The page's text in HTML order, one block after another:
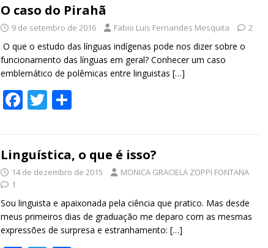
b
o
o
k
er e
O caso do Pirahã
9 de setembro de 2016 Fabio Luis Fernandes Mesquita 2
O que o estudo das línguas indígenas pode nos dizer sobre o
funcionamento das línguas em geral? Conhecer um caso
emblemático de polêmicas entre linguistas […]
F
b
o
o
k
T
er e
Linguística, o que é isso?
14 de dezembro de 2015
MONICA GRACIELA ZOPPI FONTANA
1
Sou linguista e apaixonada pela ciência que pratico. Mas desde
meus primeiros dias de graduação me deparo com as mesmas
expressões de surpresa e estranhamento: […]